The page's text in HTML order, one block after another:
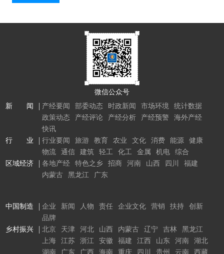
微信公众号
新 闻
产经要闻 部委动态 时政新闻 市场环境
统计数据
政策动态
产经评论 产经分析 产经预警
海外产经
快讯
行 业
行业要闻 旅游 教育 农业 文化 消费 能源
健康
物流
通信 建筑 轻工 化工 金属 机电
综合
区域经济
各地产经 特色之乡 招商 河南 山西 四川
福建
内蒙古
黑龙江 广东
中国制造 企业 新闻 人物 责任 企业文化 营销 扶持
创新
品牌
乡村振兴
北京 天津 河北 山西 内蒙古 辽宁 吉林
黑龙江
上海
江苏 浙江 安徽 福建 江西 山东 河南
湖北
湖南
广东 广西 海南 重庆 四川 贵州 云南 西藏